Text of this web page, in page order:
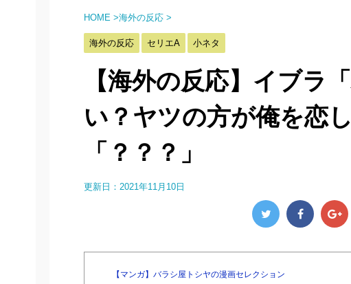
HOME >海外の反応 >
海外の反応 セリエA 小ネタ
【海外の反応】イブラ
い？ヤツの方が俺を恋
「？？？」
更新日： 2021年11月10日
【マンガ】バラシ屋トシヤの漫画セレクション